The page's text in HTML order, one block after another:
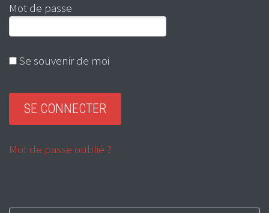
Mot de passe
Se souvenir de moi
Mot de passe oublié ?